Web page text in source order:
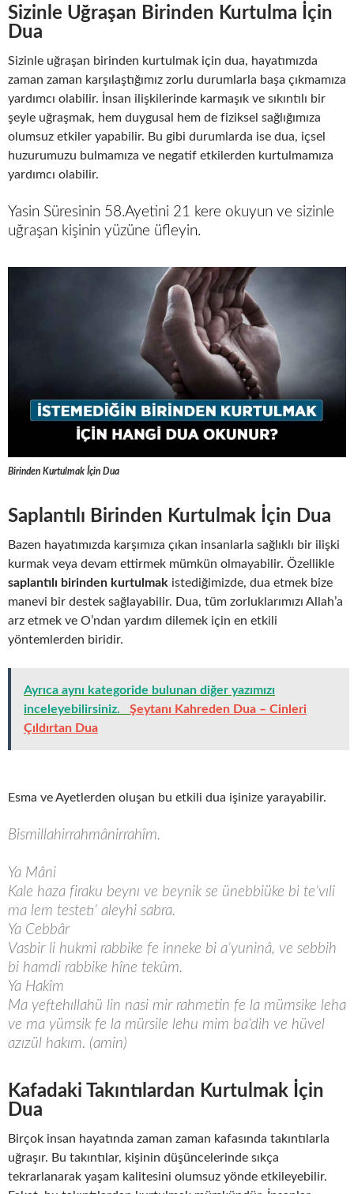
Sizinle Uğraşan Birinden Kurtulma İçin
Dua
Sizinle uğraşan birinden kurtulmak için dua, hayatımızda
zaman zaman karşılaştığımız zorlu durumlarla başa çıkmamıza
yardımcı olabilir. İnsan ilişkilerinde karmaşık ve sıkıntılı bir
şeyle uğraşmak, hem duygusal hem de fiziksel sağlığımıza
olumsuz etkiler yapabilir. Bu gibi durumlarda ise dua, içsel
huzurumuzu bulmamıza ve negatif etkilerden kurtulmamıza
yardımcı olabilir.
Yasin Süresinin 58.Ayetini 21 kere okuyun ve sizinle
uğraşan kişinin yüzüne üfleyin.
Birinden Kurtulmak İçin Dua
Saplantılı Birinden Kurtulmak İçin Dua
Bazen hayatımızda karşımıza çıkan insanlarla sağlıklı bir ilişki
kurmak veya devam ettirmek mümkün olmayabilir. Özellikle
saplantılı birinden kurtulmak istediğimizde, dua etmek bize
manevi bir destek sağlayabilir. Dua, tüm zorluklarımızı Allah’a
arz etmek ve O’ndan yardım dilemek için en etkili
yöntemlerden biridir.
Ayrıca aynı kategoride bulunan diğer yazımızı
inceleyebilirsiniz.
Şeytanı Kahreden Dua – Cinleri
Çıldırtan Dua
Esma ve Ayetlerden oluşan bu etkili dua işinize yarayabilir.
Bismillahirrahmânirrahîm.
Ya Mâni
Kale haza firaku beynı ve beynik se ünebbiüke bi te’vıli
ma lem testetı’ aleyhi sabra.
Ya Cebbâr
Vasbir li hukmi rabbike fe inneke bi a’yuninâ, ve sebbih
bi hamdi rabbike hîne tekûm.
Ya Hakîm
Ma yeftehıllahü lin nasi mir rahmetin fe la mümsike leha
ve ma yümsik fe la mürsile lehu mim ba’dih ve hüvel
azızül hakım. (amin)
Kafadaki Takıntılardan Kurtulmak İçin
Dua
Birçok insan hayatında zaman zaman kafasında takıntılarla
uğraşır. Bu takıntılar, kişinin düşüncelerinde sıkça
tekrarlanarak yaşam kalitesini olumsuz yönde etkileyebilir.